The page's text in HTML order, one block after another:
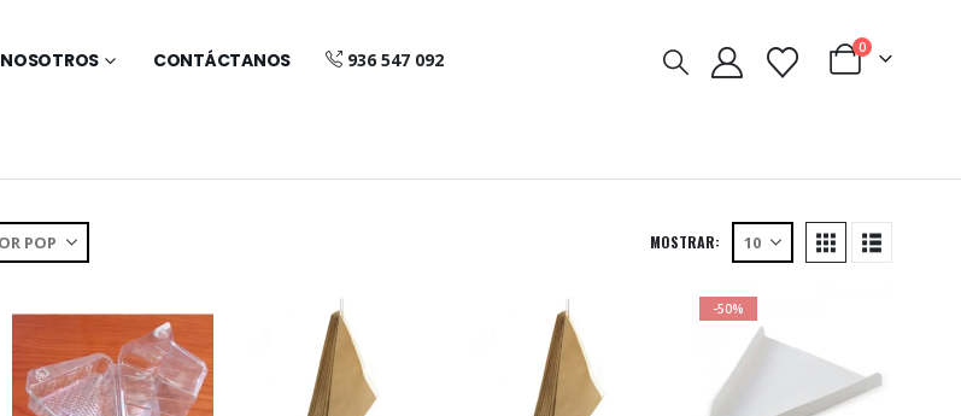
NOSOTROS CONTÁCTANOS 936 547 092
0
MOSTRAR:
-50%